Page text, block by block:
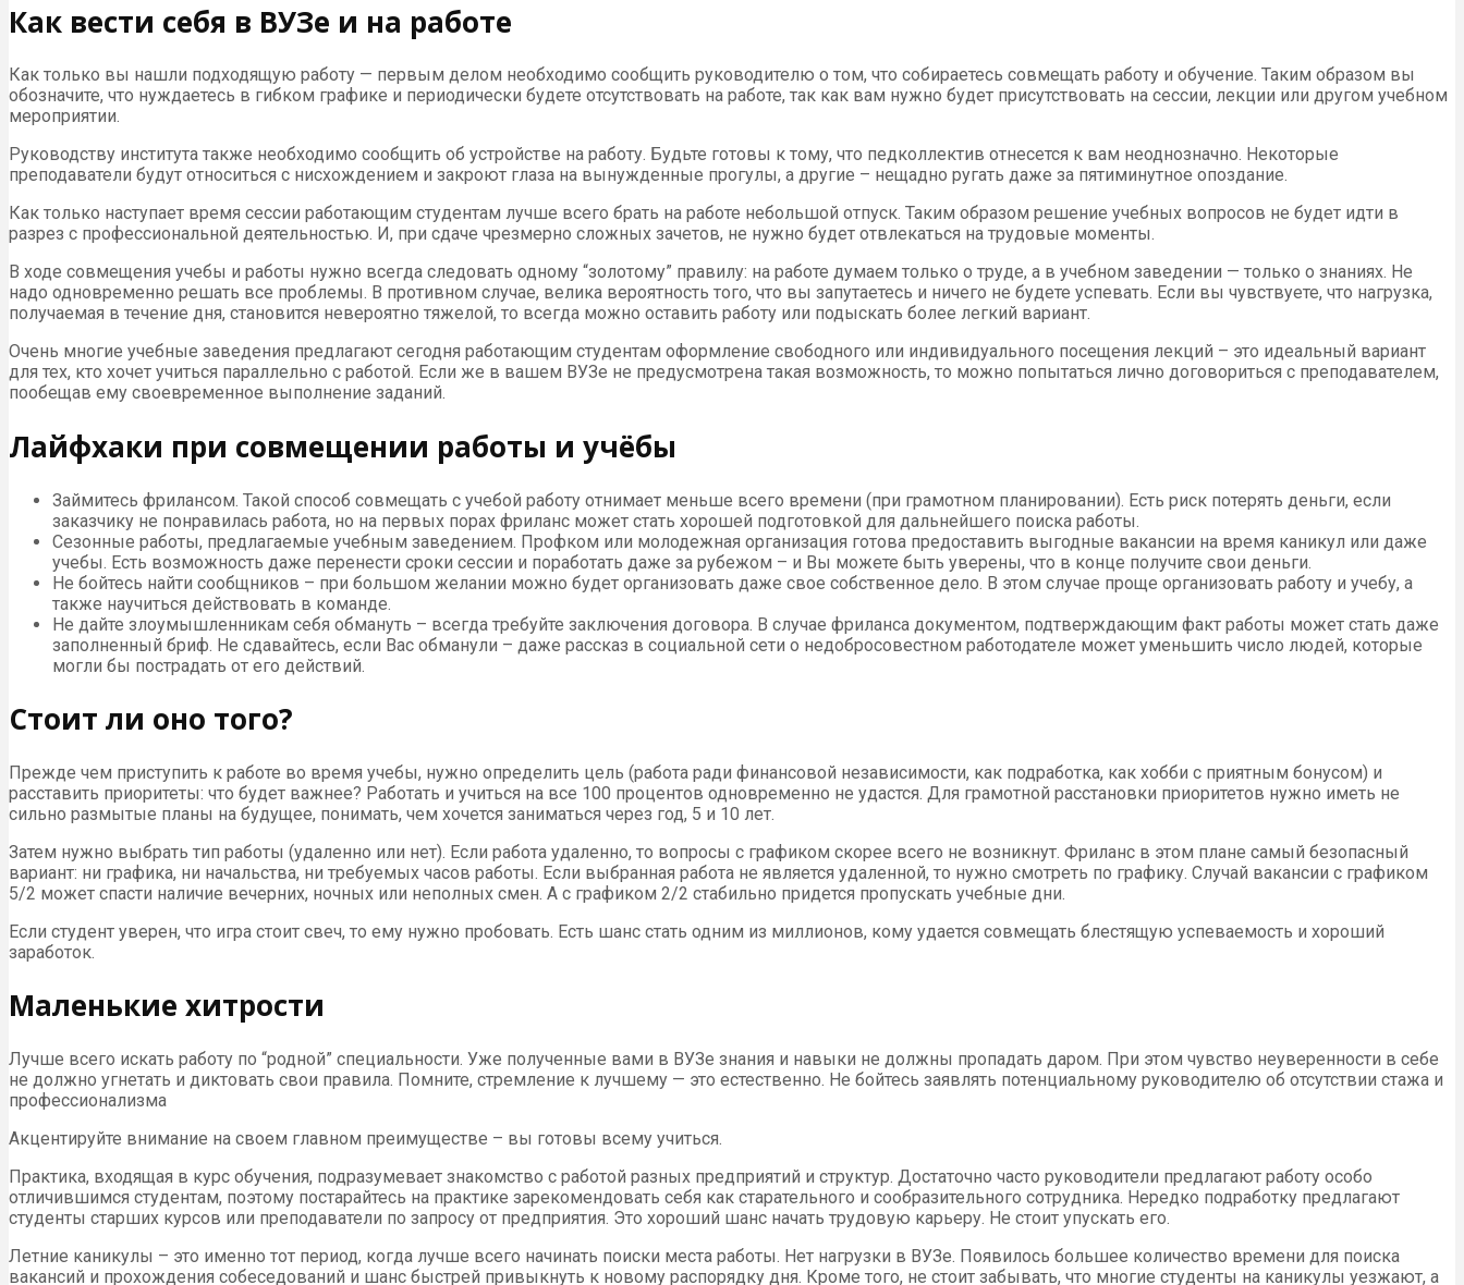
Как вести себя в ВУЗе и на работе
Как только вы нашли подходящую работу — первым делом необходимо сообщить руководителю о том, что собираетесь совмещать работу и обучение. Таким образом вы
обозначите, что нуждаетесь в гибком графике и периодически будете отсутствовать на работе, так как вам нужно будет присутствовать на сессии, лекции или другом учебном
мероприятии.
Руководству института также необходимо сообщить об устройстве на работу. Будьте готовы к тому, что педколлектив отнесется к вам неоднозначно. Некоторые
преподаватели будут относиться с нисхождением и закроют глаза на вынужденные прогулы, а другие – нещадно ругать даже за пятиминутное опоздание.
Как только наступает время сессии работающим студентам лучше всего брать на работе небольшой отпуск. Таким образом решение учебных вопросов не будет идти в
разрез с профессиональной деятельностью. И, при сдаче чрезмерно сложных зачетов, не нужно будет отвлекаться на трудовые моменты.
В ходе совмещения учебы и работы нужно всегда следовать одному “золотому” правилу: на работе думаем только о труде, а в учебном заведении — только о знаниях. Не
надо одновременно решать все проблемы. В противном случае, велика вероятность того, что вы запутаетесь и ничего не будете успевать. Если вы чувствуете, что нагрузка,
получаемая в течение дня, становится невероятно тяжелой, то всегда можно оставить работу или подыскать более легкий вариант.
Очень многие учебные заведения предлагают сегодня работающим студентам оформление свободного или индивидуального посещения лекций – это идеальный вариант
для тех, кто хочет учиться параллельно с работой. Если же в вашем ВУЗе не предусмотрена такая возможность, то можно попытаться лично договориться с преподавателем,
пообещав ему своевременное выполнение заданий.
Лайфхаки при совмещении работы и учёбы
Займитесь фрилансом. Такой способ совмещать с учебой работу отнимает меньше всего времени (при грамотном планировании). Есть риск потерять деньги, если
заказчику не понравилась работа, но на первых порах фриланс может стать хорошей подготовкой для дальнейшего поиска работы.
Сезонные работы, предлагаемые учебным заведением. Профком или молодежная организация готова предоставить выгодные вакансии на время каникул или даже
учебы. Есть возможность даже перенести сроки сессии и поработать даже за рубежом – и Вы можете быть уверены, что в конце получите свои деньги.
Не бойтесь найти сообщников – при большом желании можно будет организовать даже свое собственное дело. В этом случае проще организовать работу и учебу, а
также научиться действовать в команде.
Не дайте злоумышленникам себя обмануть – всегда требуйте заключения договора. В случае фриланса документом, подтверждающим факт работы может стать даже
заполненный бриф. Не сдавайтесь, если Вас обманули – даже рассказ в социальной сети о недобросовестном работодателе может уменьшить число людей, которые
могли бы пострадать от его действий.
Стоит ли оно того?
Прежде чем приступить к работе во время учебы, нужно определить цель (работа ради финансовой независимости, как подработка, как хобби с приятным бонусом) и
расставить приоритеты: что будет важнее? Работать и учиться на все 100 процентов одновременно не удастся. Для грамотной расстановки приоритетов нужно иметь не
сильно размытые планы на будущее, понимать, чем хочется заниматься через год, 5 и 10 лет.
Затем нужно выбрать тип работы (удаленно или нет). Если работа удаленно, то вопросы с графиком скорее всего не возникнут. Фриланс в этом плане самый безопасный
вариант: ни графика, ни начальства, ни требуемых часов работы. Если выбранная работа не является удаленной, то нужно смотреть по графику. Случай вакансии с графиком
5/2 может спасти наличие вечерних, ночных или неполных смен. А с графиком 2/2 стабильно придется пропускать учебные дни.
Если студент уверен, что игра стоит свеч, то ему нужно пробовать. Есть шанс стать одним из миллионов, кому удается совмещать блестящую успеваемость и хороший
заработок.
Маленькие хитрости
Лучше всего искать работу по “родной” специальности. Уже полученные вами в ВУЗе знания и навыки не должны пропадать даром. При этом чувство неуверенности в себе
не должно угнетать и диктовать свои правила. Помните, стремление к лучшему — это естественно. Не бойтесь заявлять потенциальному руководителю об отсутствии стажа и
профессионализма
Акцентируйте внимание на своем главном преимуществе – вы готовы всему учиться.
Практика, входящая в курс обучения, подразумевает знакомство с работой разных предприятий и структур. Достаточно часто руководители предлагают работу особо
отличившимся студентам, поэтому постарайтесь на практике зарекомендовать себя как старательного и сообразительного сотрудника. Нередко подработку предлагают
студенты старших курсов или преподаватели по запросу от предприятия. Это хороший шанс начать трудовую карьеру. Не стоит упускать его.
Летние каникулы – это именно тот период, когда лучше всего начинать поиски места работы. Нет нагрузки в ВУЗе. Появилось большее количество времени для поиска
вакансий и прохождения собеседований и шанс быстрей привыкнуть к новому распорядку дня. Кроме того, не стоит забывать, что многие студенты на каникулы уезжают, а